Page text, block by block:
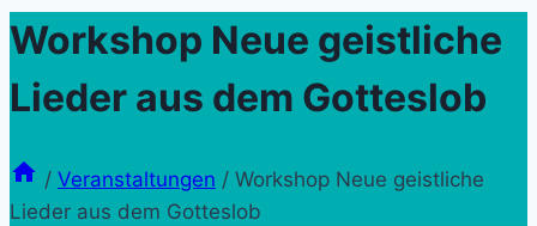
Workshop Neue geistliche
Lieder aus dem Gotteslob
/ Veranstaltungen / Workshop Neue geistliche
Lieder aus dem Gotteslob